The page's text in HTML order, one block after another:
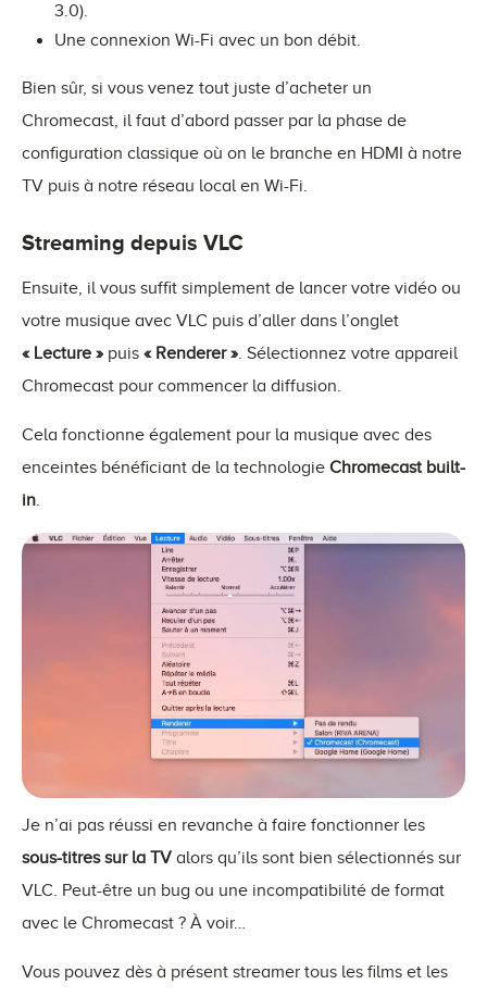
3.0).
Une connexion Wi-Fi avec un bon débit.
Bien sûr, si vous venez tout juste d’acheter un
Chromecast, il faut d’abord passer par la phase de
configuration classique où on le branche en HDMI à notre
TV puis à notre réseau local en Wi-Fi.
Streaming depuis VLC
Ensuite, il vous suffit simplement de lancer votre vidéo ou
votre musique avec VLC puis d’aller dans l’onglet
« Lecture » puis « Renderer ». Sélectionnez votre appareil
Chromecast pour commencer la diffusion.
Cela fonctionne également pour la musique avec des
enceintes bénéficiant de la technologie Chromecast built-
in.
Je n’ai pas réussi en revanche à faire fonctionner les
sous-titres sur la TV alors qu’ils sont bien sélectionnés sur
VLC. Peut-être un bug ou une incompatibilité de format
avec le Chromecast ? À voir…
Vous pouvez dès à présent streamer tous les films et les